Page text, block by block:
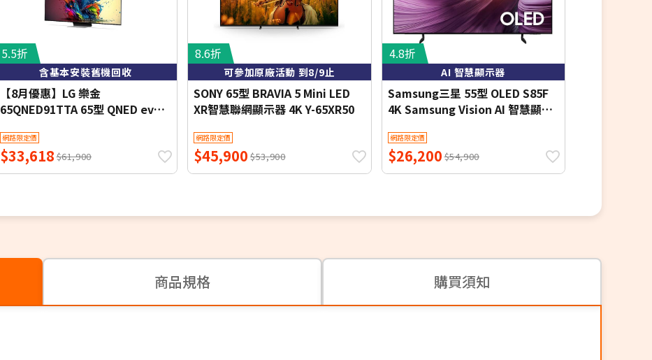
5.5折
含基本安裝舊機回收
【8月優惠】LG 樂金
65QNED91TTA 65型 QNED evo
網路限定價
$33,618$61,900
8.6折
可參加原廠活動 到8/9止
SONY 65型 BRAVIA 5 Mini LED
XR智慧聯網顯示器 4K Y-65XR50
網路限定價
$45,900 $53,900
4.8折
AI 智慧顯示器
Samsung三星 55型 OLED S85F
4K Samsung Vision AI 智慧顯示
安裝 【智慧家庭】
網路限定價
$26,200$54,900
商品規格 購買須知